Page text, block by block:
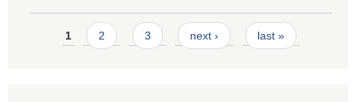
Pages
1 2 3 next › last »